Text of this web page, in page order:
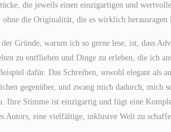
die jeweils einen einzigartigen und
ohne die Originalität, die es wirklich herausragen
Gründe, warum ich so gerne lese, ist, dass
zu entfliehen und Dinge zu erleben, die ich
dafür. Das Schreiben, sowohl elegant als
gegenüber, und zwang mich dadurch,
Ihre Stimme ist einzigartig und fügt eine
Autors, eine vielfältige, inklusive Welt zu